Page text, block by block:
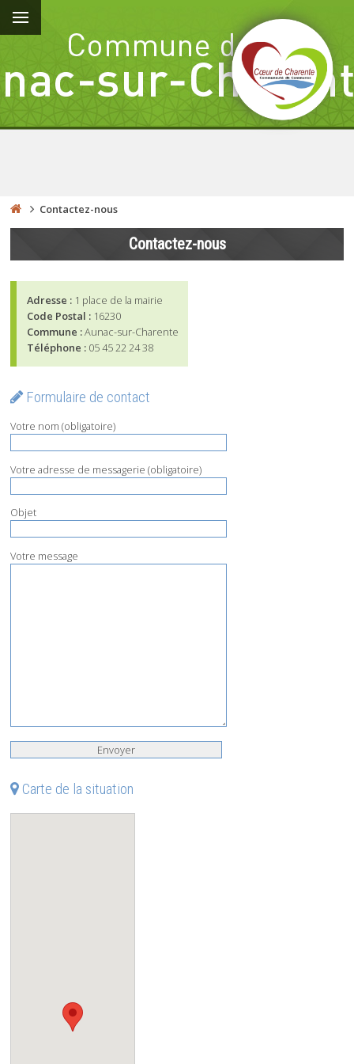
Contactez-nous
Contactez-nous
Adresse : 1 place de la mairie
Code Postal : 16230
Commune :Aunac-sur-Charente
Téléphone : 05 45 22 24 38
Formulaire de contact
Votre nom (obligatoire)
Votre adresse de messagerie (obligatoire)
Objet
Votre message
Carte de la situation